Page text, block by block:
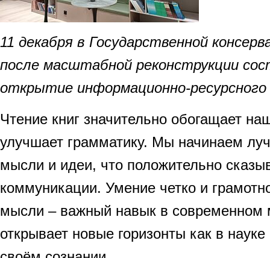
11 декабря в Государственной
после масштабной реконструкции
открытие информационно-
Чтение книг значительно обогащает
улучшает грамматику. Мы начинаем
мысли и идеи, что положительно
коммуникации. Умение четко и
мысли – важный навык в современном
открывает новые горизонты как в науке